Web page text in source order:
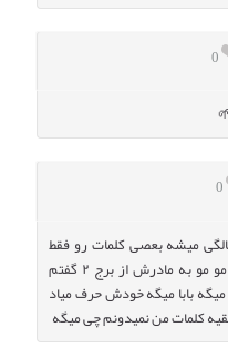
0
0
شوهر منم ۲۶ مهر وارد ۵ سالگی میشه بعصی کلمات رو فقط
میگه به من میگه هی به عموش میگه مو مو به مادرش از برج ۲ گفتم
بابا میگه خودش حرف میاد
کلمات من نمیدونم چی میگه